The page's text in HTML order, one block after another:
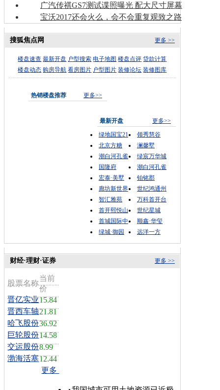
广汽传祺GS7测试谍照曝光 配大尺寸屏幕
宝沃2017还会火么，会不会重复观致之路
更多 >>
搜狐焦点网
楼盘速查 最新开盘 户型搜索 电子地图 楼盘点评 贷款计算
楼盘动态 购房导航 看房图片 户型图片 装修论坛 装修图库
热销楼盘推荐 更多>>
最新开盘
更多>>
绿地国宝21
领秀慧谷
北京方糖
澜馨墅
潮白河孔雀
绿宸万华城
国隆府
潮白河孔雀
宏泰·美墅
铂铭郡
廊坊新世界
世纪鸿通州
智汇雅苑
万科首开台
首开熙悦山
世纪星城
首城国际中
顺鑫·华玺
绿城·御园
远洋一方
更多 >>
财经·理财·证券
股票名称
当前
价
晋亿实业15.84
晋西车轴21.81
哈飞股份36.92
巨轮股份14.58
交运股份8.99
渤海活塞12.44
更多